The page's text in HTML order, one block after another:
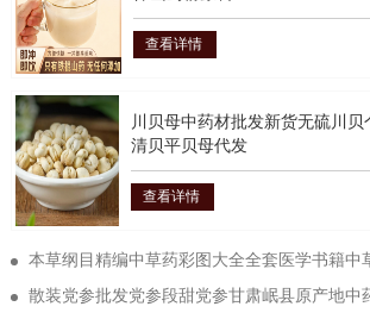
查看详情
川贝母中药材批发新货无硫川贝
清贝平贝母代发
查看详情
本草纲目精编中草药彩图大全全套医学书籍中草
散装党参批发党参段甜党参甘肃岷县原产地中药